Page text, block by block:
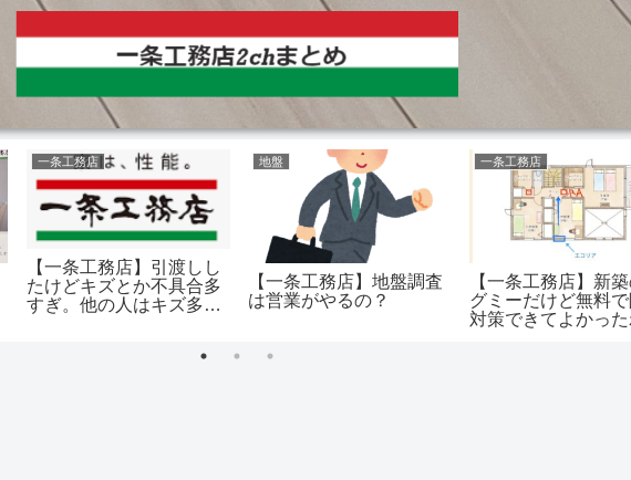
一条工務店
【一条工務店】引渡しし
たけどキズとか不具合多
すぎ。他の人はキズ多か
地盤
【一条工務店】地盤調査
は営業がやるの？
一条工務店
【一条工務店】新
グミーだけど無料
対策できてよかった